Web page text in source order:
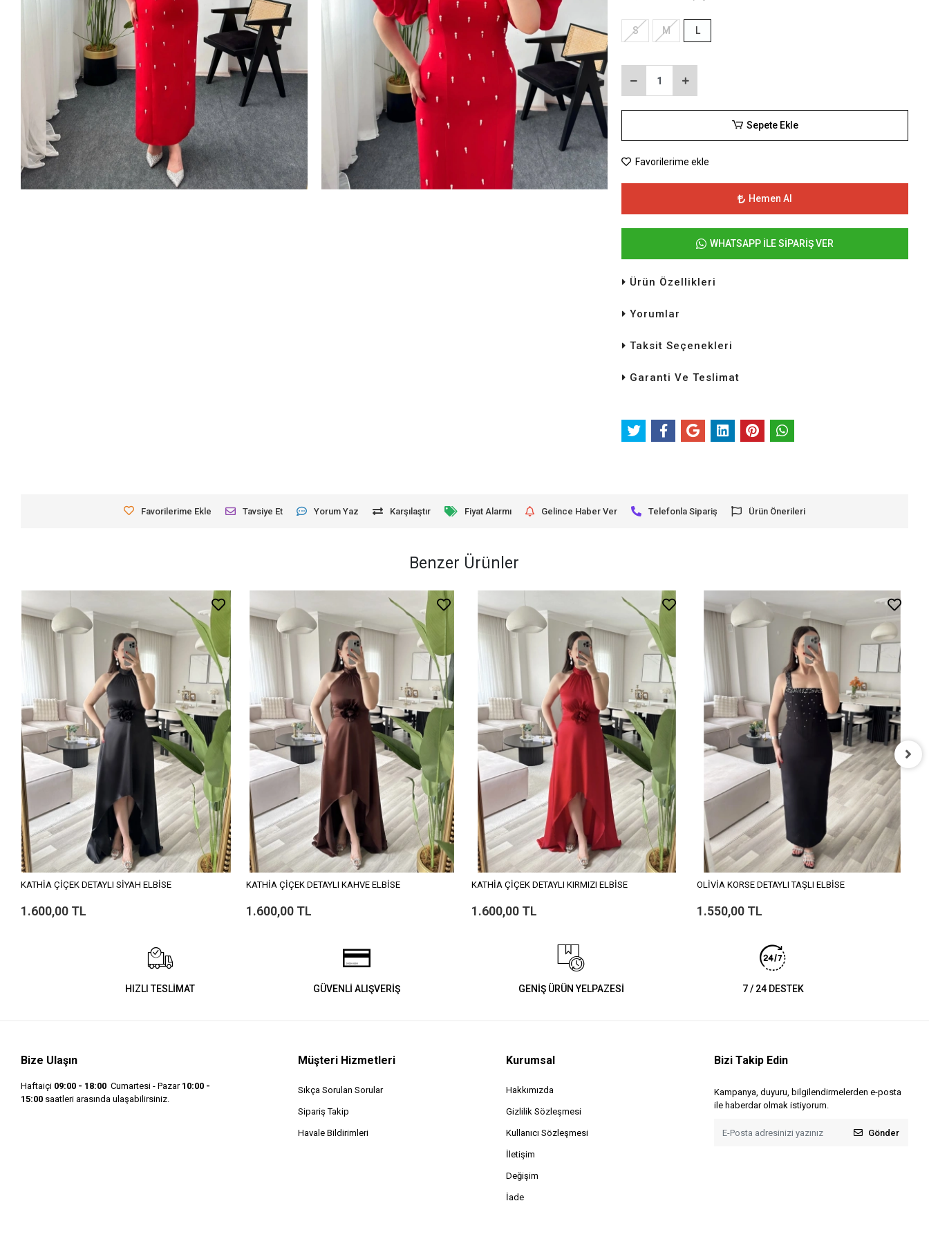
S M L
Sepete Ekle
Favorilerime ekle
Hemen Al
WHATSAPP İLE SİPARİŞ VER
Ürün Özellikleri
Yorumlar
Taksit Seçenekleri
Garanti Ve Teslimat
Favorilerime Ekle Tavsiye Et Yorum Yaz Karşılaştır Fiyat Alarmı Gelince Haber Ver Telefonla Sipariş Ürün Önerileri
Benzer Ürünler
KATHİA ÇİÇEK DETAYLI SİYAH ELBİSE
1.600,00 TL
KATHİA ÇİÇEK DETAYLI KAHVE ELBİSE
1.600,00 TL
KATHİA ÇİÇEK DETAYLI KIRMIZI ELBİSE
1.600,00 TL
OLİVİA KORSE DETAYLI TAŞLI ELBİSE
1.550,00 TL
HIZLI TESLİMAT GÜVENLİ ALIŞVERİŞ GENİŞ ÜRÜN YELPAZESİ 7 / 24 DESTEK
Bize Ulaşın
Haftaiçi 09:00 - 18:00 Cumartesi - Pazar 10:00 -
15:00 saatleri arasında ulaşabilirsiniz.
Müşteri Hizmetleri
Sıkça Sorulan Sorular
Sipariş Takip
Havale Bildirimleri
Kurumsal
Hakkımızda
Gizlilik Sözleşmesi
Kullanıcı Sözleşmesi
İletişim
Değişim
İade
Bizi Takip Edin
Kampanya, duyuru, bilgilendirmelerden e-posta
ile haberdar olmak istiyorum.
Gönder